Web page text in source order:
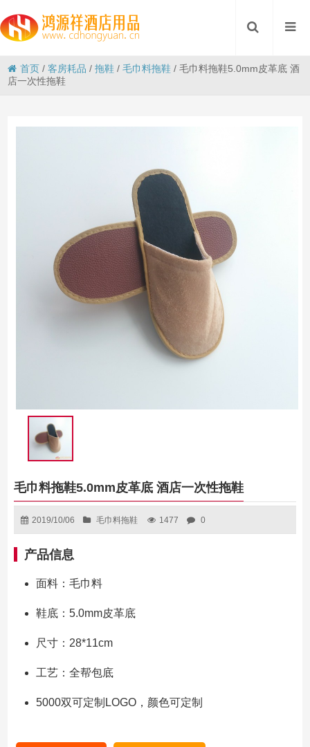
首页 /客房耗品 /拖鞋 /毛巾料拖鞋 /毛巾料拖鞋5.0mm皮革底 酒
店一次性拖鞋
毛巾料拖鞋5.0mm皮革底 酒店一次性拖鞋
2019/10/06 毛巾料拖鞋 1477 0
产品信息
面料：毛巾料
鞋底：5.0mm皮革底
尺寸：28*11cm
工艺：全帮包底
5000双可定制LOGO，颜色可定制